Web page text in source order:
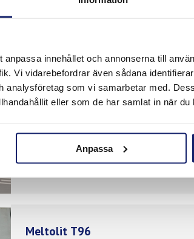
innehållet och annonserna till
Vi vidarebefordrar även sådana
analysföretag som vi samarbetar med.
eller som de har samlat in när
Anpassa
low alloy steels with 3,5% Ni content, fine
Meltolit T62
sträckgräns. Används till lyftredskap,
traversapplikationer. Används för följande
LÄS MER
Meltolit T96